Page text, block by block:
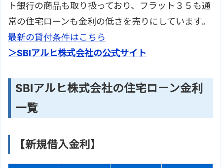
ト銀行の商品も取り扱っており、フラット３５も通
常の住宅ローンも金利の低さを売りにしています。
最新の貸付条件はこちら
＞SBIアルヒ株式会社の公式サイト
SBIアルヒ株式会社の住宅ローン金利
一覧
【新規借入金利】